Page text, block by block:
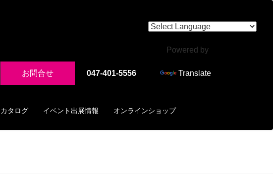
お問合せ 047-401-5556
Powered by
Translate
カタログ イベント出展情報 オンラインショップ